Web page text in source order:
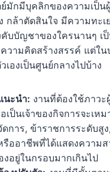
มักมีบุคลิกของความเป็น
กล้าตัดสินใจ มีความทะเ
บบัญชาของใครนานๆ เ
วามคิดสร้างสรรค์ แต่ใน
เองเป็นศูนย์กลางไปบ้าง
นะนำ: งานที่ต้องใช้ภาวะ
เป็นเจ้าของกิจการจะเห
การ, ข้าราชการระดับสู
ออาชีพที่ได้แสดงความส
อยู่ในกรอบมากเกินไป